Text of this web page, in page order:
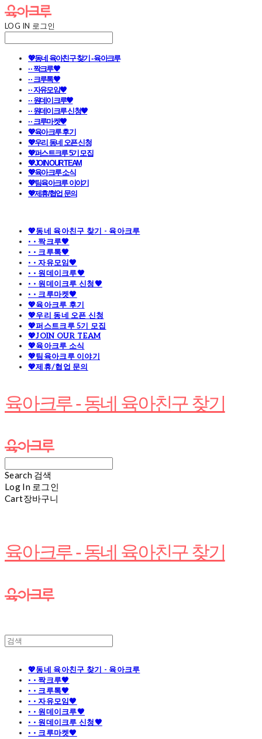
LOG IN 로그인
💖동네 육아친구 찾기 - 육아크루
· · 짝크루🧡
· · 크루톡🧡
· · 자유모임🧡
· · 원데이크루🧡
· · 원데이크루 신청🧡
· · 크루마켓🧡
💖육아크루 후기
💖우리 동네 오픈 신청
💖퍼스트크루 5기 모집
💖JOIN OUR TEAM
💖육아크루 소식
💖팀육아크루 이야기
💖제휴/협업 문의
💖동네 육아친구 찾기 - 육아크루
· · 짝크루🧡
· · 크루톡🧡
· · 자유모임🧡
· · 원데이크루🧡
· · 원데이크루 신청🧡
· · 크루마켓🧡
💖육아크루 후기
💖우리 동네 오픈 신청
💖퍼스트크루 5기 모집
💖JOIN OUR TEAM
💖육아크루 소식
💖팀육아크루 이야기
💖제휴/협업 문의
육아크루 - 동네 육아친구 찾기
Search 검색
Log In 로그인
Cart장바구니
육아크루 - 동네 육아친구 찾기
💖동네 육아친구 찾기 - 육아크루
· · 짝크루🧡
· · 크루톡🧡
· · 자유모임🧡
· · 원데이크루🧡
· · 원데이크루 신청🧡
· · 크루마켓🧡